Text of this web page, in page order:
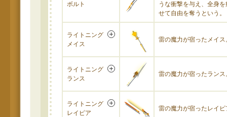
ボルト
うな衝撃を与え、全身
せて自由を奪うという。
ライトニング
メイス
雷の魔力が宿ったメイス
ライトニング
ランス
雷の魔力が宿ったランス
ライトニング
レイピア
雷の魔力が宿ったレイピ